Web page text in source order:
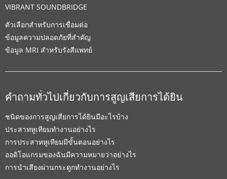
VIBRANT SOUNDBRIDGE
ตัวเลือกสำหรับการเชื่อมต่อ
ข้อมูลความปลอดภัยที่สำคัญ
ข้อมูล MRI สำหรับรังสีแพทย์
คำถามทั่วไปเกี่ยวกับการสูญเสียการได้ยิน
ชนิดของการสูญเสียการได้ยินมีอะไรบ้าง
ประสาทหูเทียมทำงานอย่างไร
การประสาทหูเทียมมีขั้นตอนอย่างไร
ออดิโอแกรมของฉันมีความหมายว่าอย่างไร
การนำเสียงผ่านกระดูกทำงานอย่างไร